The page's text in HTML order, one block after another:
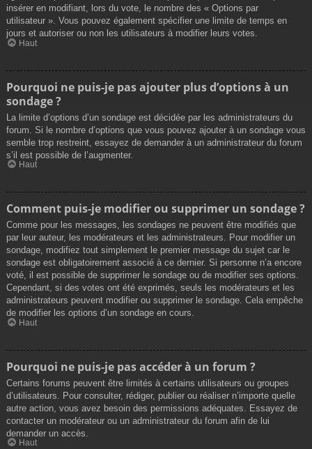
insérer en modifiant, lors du vote, le nombre des « Options par
utilisateur ». Vous pouvez également spécifier une limite de temps en
jours et autoriser ou non les utilisateurs à modifier leurs votes.
Haut
Pourquoi ne puis-je pas ajouter plus d’options à un
sondage ?
La limite d’options d’un sondage est décidée par les administrateurs du
forum. Si le nombre d’options que vous pouvez ajouter à un sondage vous
semble trop restreint, essayez de demander à un administrateur du forum
s’il est possible de l’augmenter.
Haut
Comment puis-je modifier ou supprimer un sondage ?
Comme pour les messages, les sondages ne peuvent être modifiés que
par leur auteur, les modérateurs et les administrateurs. Pour modifier un
sondage, modifiez tout simplement le premier message du sujet car le
sondage est obligatoirement associé à ce dernier. Si personne n’a encore
voté, il est possible de supprimer le sondage ou de modifier ses options.
Cependant, si des votes ont été exprimés, seuls les modérateurs et les
administrateurs peuvent modifier ou supprimer le sondage. Cela empêche
de modifier les options d’un sondage en cours.
Haut
Pourquoi ne puis-je pas accéder à un forum ?
Certains forums peuvent être limités à certains utilisateurs ou groupes
d’utilisateurs. Pour consulter, rédiger, publier ou réaliser n’importe quelle
autre action, vous avez besoin des permissions adéquates. Essayez de
contacter un modérateur ou un administrateur du forum afin de lui
demander un accès.
Haut